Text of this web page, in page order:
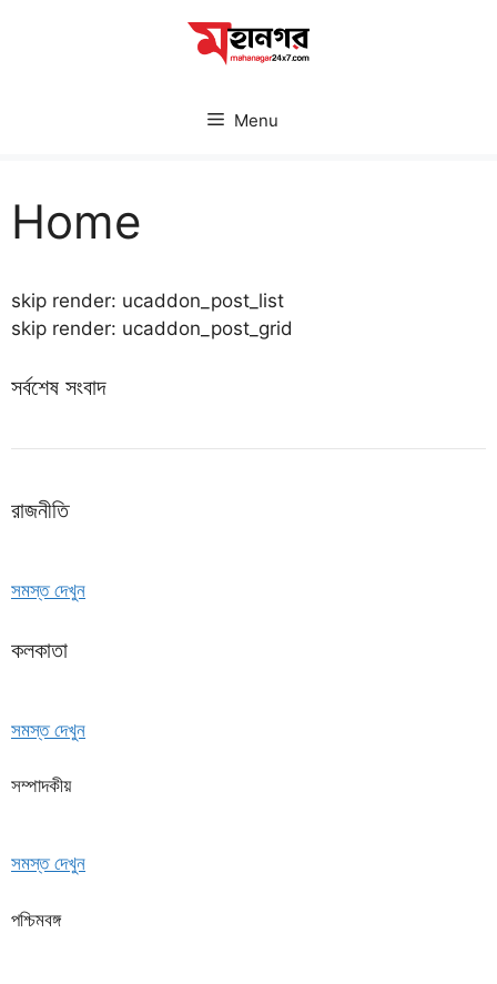
Menu
Home
skip render: ucaddon_post_list
skip render: ucaddon_post_grid
সর্বশেষ সংবাদ
রাজনীতি
সমস্ত দেখুন
কলকাতা
সমস্ত দেখুন
সম্পাদকীয়
সমস্ত দেখুন
পশ্চিমবঙ্গ